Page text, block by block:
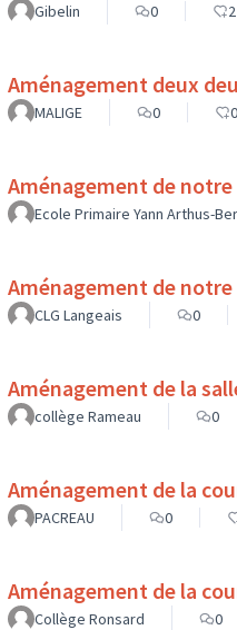
Gibelin 0 2
Aménagement deux
MALIGE 0 0
Aménagement de
Ecole Primaire Yann Arthus-
Aménagement de
CLG Langeais 0
Aménagement de la
collège Rameau 0
Aménagement de la
PACREAU 0
Aménagement de la
Collège Ronsard 0